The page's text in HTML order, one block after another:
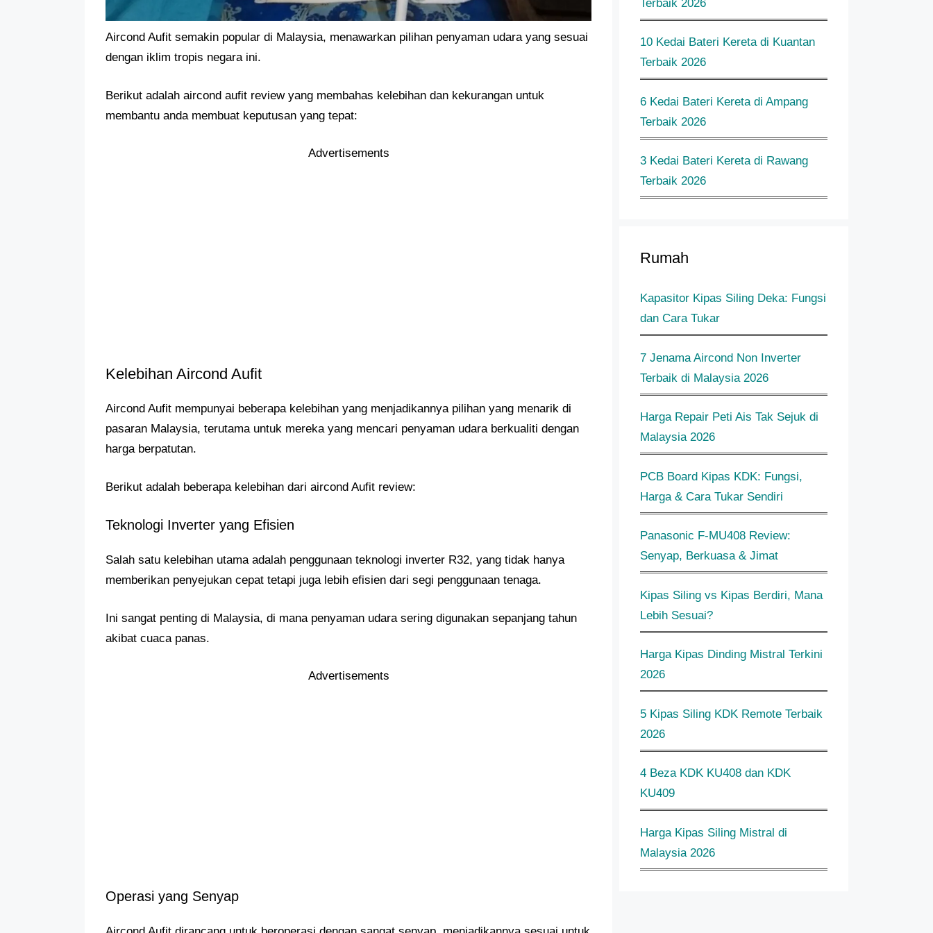
Aircond Aufit semakin popular di Malaysia, menawarkan pilihan penyaman udara yang sesuai
dengan iklim tropis negara ini.
Berikut adalah aircond aufit review yang membahas kelebihan dan kekurangan untuk
membantu anda membuat keputusan yang tepat:
Advertisements
Kelebihan Aircond Aufit
Aircond Aufit mempunyai beberapa kelebihan yang menjadikannya pilihan yang menarik di
pasaran Malaysia, terutama untuk mereka yang mencari penyaman udara berkualiti dengan
harga berpatutan.
Berikut adalah beberapa kelebihan dari aircond Aufit review:
Teknologi Inverter yang Efisien
Salah satu kelebihan utama adalah penggunaan teknologi inverter R32, yang tidak hanya
memberikan penyejukan cepat tetapi juga lebih efisien dari segi penggunaan tenaga.
Ini sangat penting di Malaysia, di mana penyaman udara sering digunakan sepanjang tahun
akibat cuaca panas.
Advertisements
Operasi yang Senyap
Terbaik 2026
10 Kedai Bateri Kereta di Kuantan
Terbaik 2026
6 Kedai Bateri Kereta di Ampang
Terbaik 2026
3 Kedai Bateri Kereta di Rawang
Terbaik 2026
Rumah
Kapasitor Kipas Siling Deka: Fungsi
dan Cara Tukar
7 Jenama Aircond Non Inverter
Terbaik di Malaysia 2026
Harga Repair Peti Ais Tak Sejuk di
Malaysia 2026
PCB Board Kipas KDK: Fungsi,
Harga & Cara Tukar Sendiri
Panasonic F-MU408 Review:
Senyap, Berkuasa & Jimat
Kipas Siling vs Kipas Berdiri, Mana
Lebih Sesuai?
Harga Kipas Dinding Mistral Terkini
2026
5 Kipas Siling KDK Remote Terbaik
2026
4 Beza KDK KU408 dan KDK
KU409
Harga Kipas Siling Mistral di
Malaysia 2026